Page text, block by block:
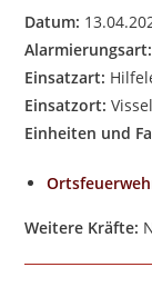
Datum:
Alarmierungsart:
Einsatzart:
Einsatzort:
Einheiten und
Weitere Kräfte: